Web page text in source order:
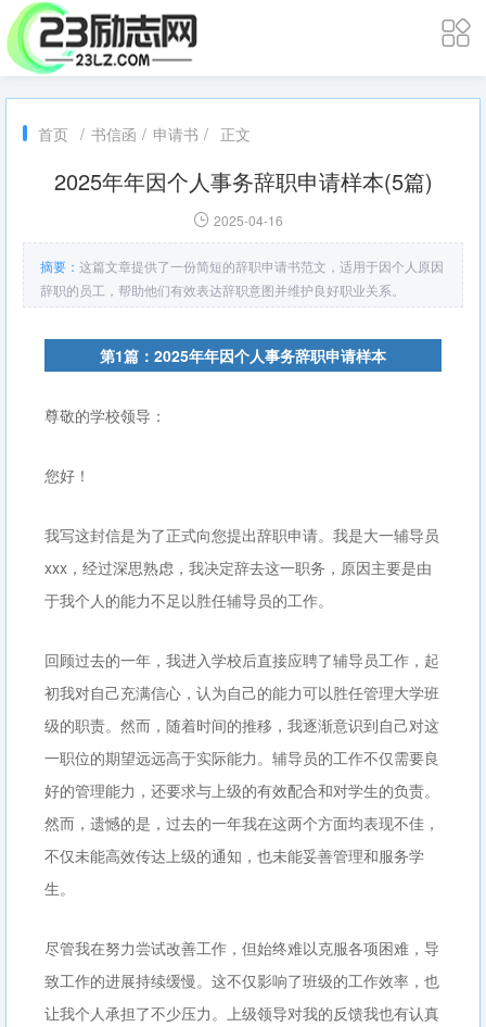
首页 / 书信函 / 申请书 / 正文
2025年年因个人事务辞职申请样本(5篇)
2025-04-16
摘要： 这篇文章提供了一份简短的辞职申请书范文，适用于因个人原因
辞职的员工，帮助他们有效表达辞职意图并维护良好职业关系。
第1篇：2025年年因个人事务辞职申请样本
尊敬的学校领导：
您好！
我写这封信是为了正式向您提出辞职申请。我是大一辅导员
xxx，经过深思熟虑，我决定辞去这一职务，原因主要是由
于我个人的能力不足以胜任辅导员的工作。
回顾过去的一年，我进入学校后直接应聘了辅导员工作，起
初我对自己充满信心，认为自己的能力可以胜任管理大学班
级的职责。然而，随着时间的推移，我逐渐意识到自己对这
一职位的期望远远高于实际能力。辅导员的工作不仅需要良
好的管理能力，还要求与上级的有效配合和对学生的负责。
然而，遗憾的是，过去的一年我在这两个方面均表现不佳，
不仅未能高效传达上级的通知，也未能妥善管理和服务学
生。
尽管我在努力尝试改善工作，但始终难以克服各项困难，导
致工作的进展持续缓慢。这不仅影响了班级的工作效率，也
让我个人承担了不少压力。上级领导对我的反馈我也有认真